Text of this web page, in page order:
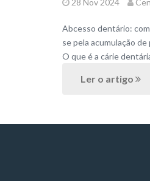
28 Nov 2024
Abcesso dentário:
se pela acumulação
O que é a cárie
Ler o artigo